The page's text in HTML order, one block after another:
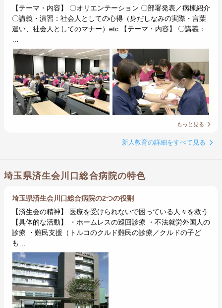
【テーマ・内容】 〇オリエンテーション 〇部署発表／病棟紹介
〇講義・演習：社会人としての心得（身だしなみの実際・言葉
遣い、社会人としてのマナー）etc.【テーマ・内容】 〇講義：
もっと見る
新人教育の詳細をすべて見る
埼玉県済生会川口総合病院の特色
埼玉県済生会川口総合病院の2つの役割
【済生会の精神】 医療を受けられないで困っている人々を救う
【具体的な活動】 ・ホームレスの巡回診療 ・不法就労外国人の
診療 ・難民支援（トルコのクルド難民の診療／クルドの子ど
も…